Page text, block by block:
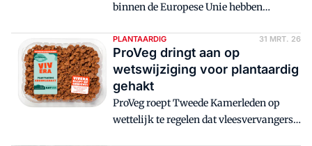
binnen de Europese Unie hebben
namen die mogen worden gebruikt voor
vleesvervangers.
PLANTAARDIG 31 MRT. 26
ProVeg dringt aan op
wetswijziging voor plantaardig
gehakt
ProVeg roept Tweede Kamerleden op
wettelijk te regelen dat vleesvervangers